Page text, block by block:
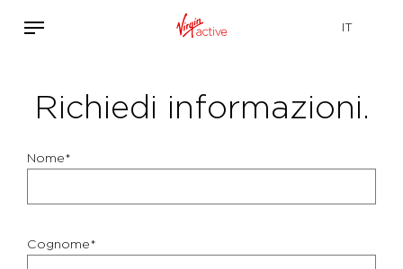
Richiedi informazioni.
Nome*
Cognome*